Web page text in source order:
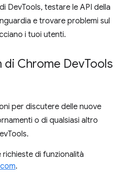
DevTools, testare le API della
e trovare problemi sul
i tuoi utenti.
di Chrome DevTools
per discutere delle nuove
o di qualsiasi altro
richieste di funzionalità
.